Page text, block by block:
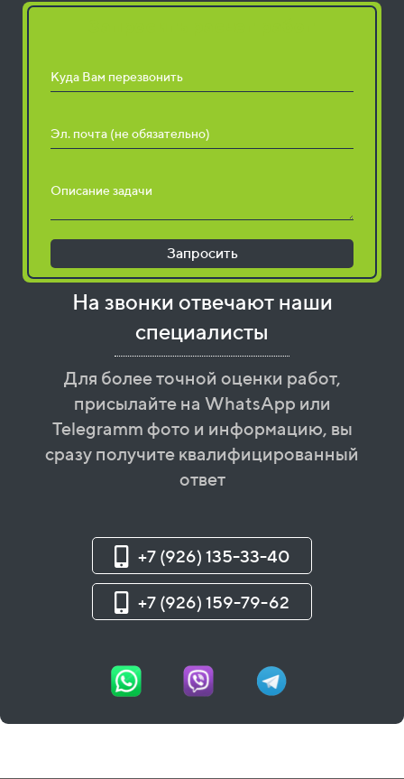
Куда Вам перезвонить
Эл. почта (не обязательно)
Описание задачи
Запросить
На звонки отвечают наши
специалисты
Для более точной оценки работ,
присылайте на WhatsApp или
Telegramm фото и информацию, вы
сразу получите квалифицированный
ответ
+7 (926) 135-33-40
+7 (926) 159-79-62